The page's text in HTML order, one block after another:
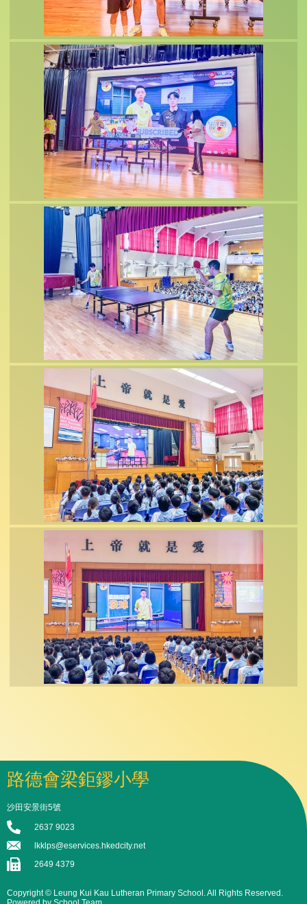
路德會梁鉅鏐小學
沙田安景街5號
2637 9023
lkklps@eservices.hkedcity.net
2649 4379
Copyright © Leung Kui Kau Lutheran Primary School. All Rights Reserved.